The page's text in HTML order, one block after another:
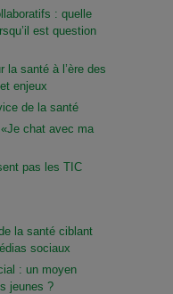
: quelle
est question
la santé à l’ère des
enjeux
de la santé
chat avec ma
pas les TIC
la santé ciblant
sociaux
: un moyen
jeunes ?